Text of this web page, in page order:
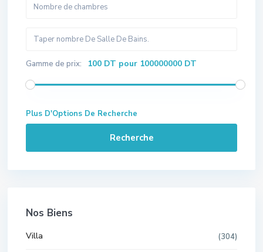
Gamme de prix: 100 DT pour 100000000 DT
Plus D'Options De Recherche
Recherche
Nos Biens
Villa (304)